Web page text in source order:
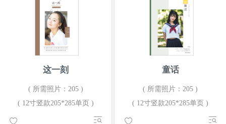
这一刻
( 所需照片：205 )
( 12寸竖款205*285单页 )
童话
( 所需照片：205 )
( 12寸竖款205*285单页 )